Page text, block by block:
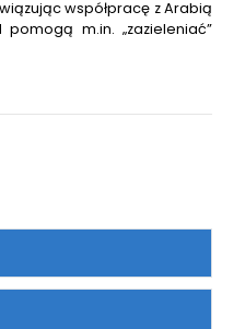
współpracę z Arabią
pomogą m.in. „zazieleniać”